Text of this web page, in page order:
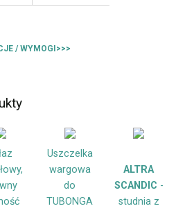
/ WYMOGI>>>
Uszczelka
wargowa
do
TUBONGA
ALTRA
SCANDIC -
studnia z